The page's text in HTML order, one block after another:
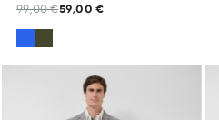
99,00 €59,00 €